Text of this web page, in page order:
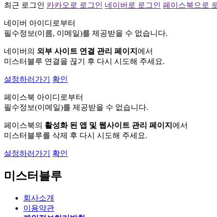
최근 로그인 카카오로 로그인 네이버로 로그인 페이스북으로
네이버 아이디로부터
필수정보(이름, 이메일)를 제공받을 수 없습니다.
네이버의 외부 사이트 연결 관리 페이지 에서
미스터블루 연결을 끊기 후 다시 시도해 주세요.
설정하러가기 확인
페이스북 아이디로부터
필수정보(이메일)를 제공받을 수 없습니다.
페이스북의 활성화 된 앱 및 웹사이트 관리 페이지 에서
미스터블루를 삭제 후 다시 시도해 주세요.
설정하러가기 확인
미스터블루
회사소개
이용약관